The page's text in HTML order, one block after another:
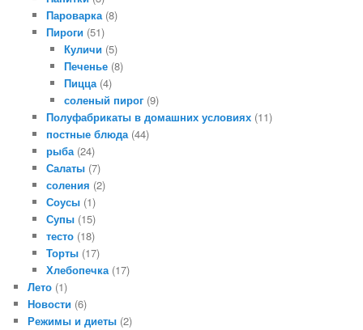
Пароварка(8)
Пироги (51)
Куличи (5)
Печенье (8)
Пицца(4)
соленый пирог (9)
Полуфабрикаты в домашних условиях(11)
постные блюда(44)
рыба(24)
Салаты(7)
соления (2)
Соусы(1)
Супы(15)
тесто(18)
Торты(17)
Хлебопечка(17)
Лето (1)
Новости (6)
Режимы и диеты (2)